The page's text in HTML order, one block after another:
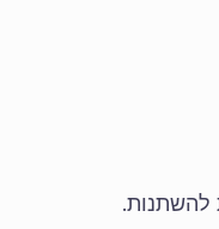
להשתנות.